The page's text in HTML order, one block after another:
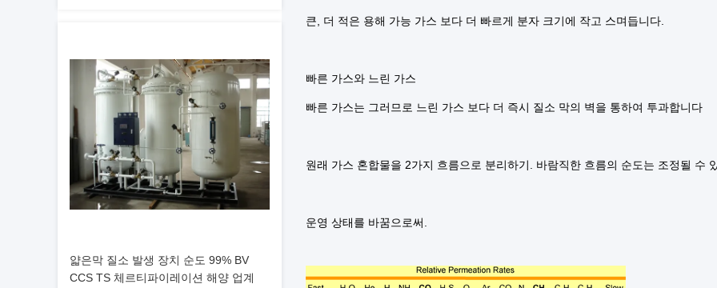
얇은막 질소 발생 장치 순도 99% BV
CCS TS 체르티파이레이션 해양 업계
큰, 더 적은 용해 가능 가스 보다 더 빠르게 분자 크기에 작고 스며듭니다.
빠른 가스와 느린 가스
빠른 가스는 그러므로 느린 가스 보다 더 즉시 질소 막의 벽을 통하여 투과합니다
원래 가스 혼합물을 2가지 흐름으로 분리하기. 바람직한 흐름의 순도는 조정될 수
운영 상태를 바꿈으로써.